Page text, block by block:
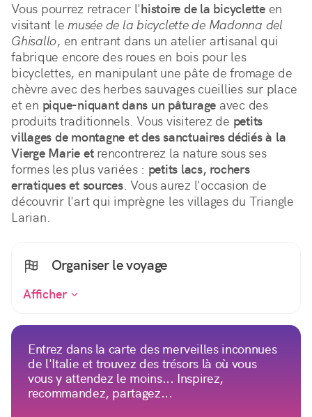
Vous pourrez retracer l'histoire de la bicyclette en
visitant le musée de la bicyclette de Madonna del
Ghisallo, en entrant dans un atelier artisanal qui
fabrique encore des roues en bois pour les
bicyclettes, en manipulant une pâte de fromage de
chèvre avec des herbes sauvages cueillies sur place
et en pique-niquant dans un pâturage avec des
produits traditionnels. Vous visiterez de petits
villages de montagne et des sanctuaires dédiés à la
Vierge Marie et rencontrerez la nature sous ses
formes les plus variées : petits lacs, rochers
erratiques et sources. Vous aurez l'occasion de
découvrir l'art qui imprègne les villages du Triangle
Larian.
Organiser le voyage
Afficher
Entrez dans la carte des merveilles inconnues
de l'Italie et trouvez des trésors là où vous
vous y attendez le moins... Inspirez,
recommandez, partagez...